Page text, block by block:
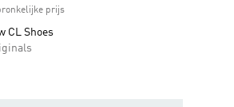
prijs
CL Shoes